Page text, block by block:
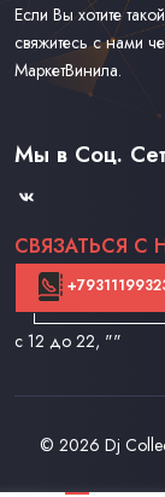
Если Вы хотите
свяжитесь с нами
МаркетВинила.
Каталог Винила,
Доставка и Оплата
Мы в Соц.
СВЯЗАТЬСЯ С
с 12 до 22, ""
© 2026 Dj